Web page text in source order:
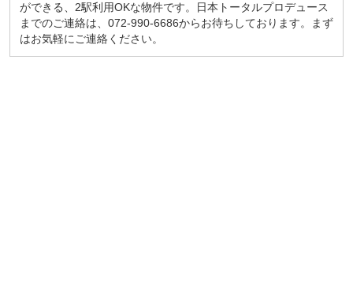
ができる、2駅利用OKな物件です。日本トータルプロデュース
までのご連絡は、072-990-6686からお待ちしております。まず
はお気軽にご連絡ください。